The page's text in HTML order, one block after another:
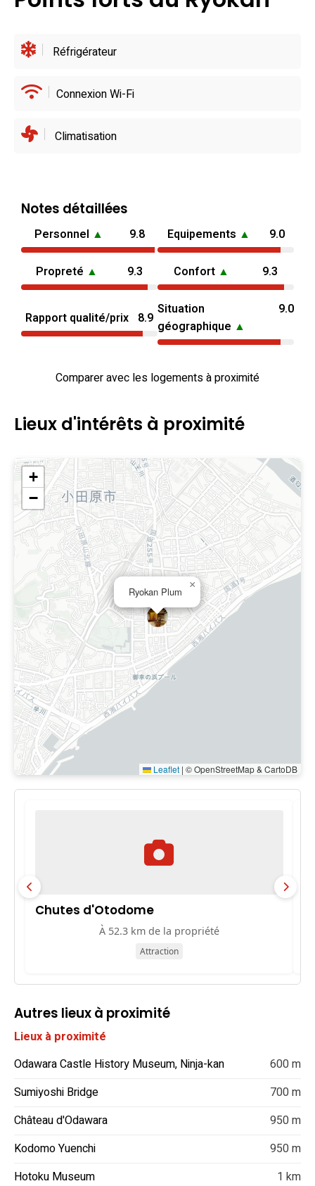
gourmande, ce ryokan à Odawara bénéficie d’une
de la ville.
Réfrigérateur
Connexion Wi-Fi
Climatisation
Notes détaillées
Personnel ▲ 9.8 Equipements ▲ 9.0
Propreté ▲ 9.3 Confort ▲ 9.3
Rapport qualité/prix 8.9
Situation
géographique ▲
9.0
Comparer avec les logements à proximité
Lieux d'intérêts à proximité
Ryokan Plum
×
+
−
Leaflet | © OpenStreetMap & CartoDB
Chutes d'Otodome
À 52.3 km de la propriété
Attraction
Autres lieux à proximité
Lieux à proximité
Odawara Castle History Museum, Ninja-kan
600 m
Sumiyoshi Bridge
700 m
Château d'Odawara
950 m
Kodomo Yuenchi
950 m
Hotoku Museum
1 km